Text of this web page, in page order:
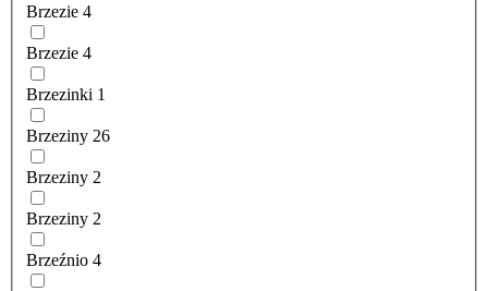
Brzezie 4
Brzezie 4
Brzezinki 1
Brzeziny 26
Brzeziny 2
Brzeziny 2
Brzeźnio 4